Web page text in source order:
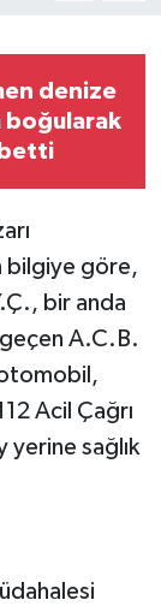
denize
boğularak
bilgiye göre,
bir anda
geçen A.C.B.
Acil Çağrı
yerine sağlık